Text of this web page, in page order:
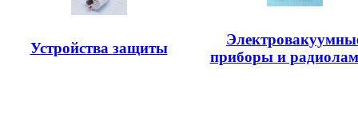
Устройства защиты
приборы и